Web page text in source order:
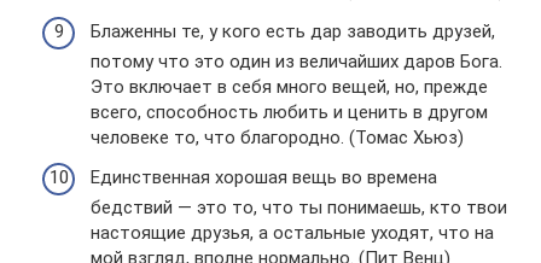
Блаженны те, у кого есть дар заводить друзей,
потому что это один из величайших даров Бога.
Это включает в себя много вещей, но, прежде
всего, способность любить и ценить в другом
человеке то, что благородно. (Томас Хьюз)
Единственная хорошая вещь во времена
бедствий — это то, что ты понимаешь, кто твои
настоящие друзья, а остальные уходят, что на
мой взгляд, вполне нормально. (Пит Венц)